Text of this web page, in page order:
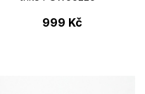
999 Kč